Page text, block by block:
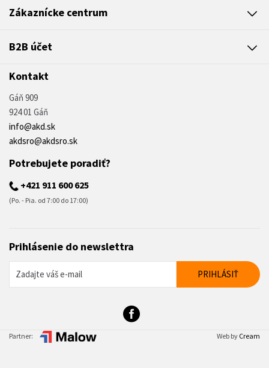
Zákaznícke centrum
B2B účet
Kontakt
Gáň 909
924 01 Gáň
info@akd.sk
akdsro@akdsro.sk
Potrebujete poradiť?
+421 911 600 625
(Po. - Pia. od 7:00 do 17:00)
Prihlásenie do newslettra
Partner: Web by Cream